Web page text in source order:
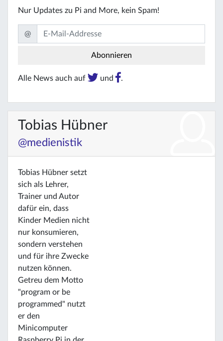
Nur Updates zu Pi and More, kein Spam!
@
Alle News auch auf und .
Tobias Hübner
@medienistik
Tobias Hübner setzt
sich als Lehrer,
Trainer und Autor
dafür ein, dass
Kinder Medien nicht
nur konsumieren,
sondern verstehen
und für ihre Zwecke
nutzen können.
Getreu dem Motto
"program or be
programmed" nutzt
er den
Minicomputer